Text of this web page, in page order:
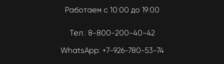
Работаем с 10:00 до 19:00
Тел.: 8-800-200-40-42
WhatsApp: +7-926-780-53-74